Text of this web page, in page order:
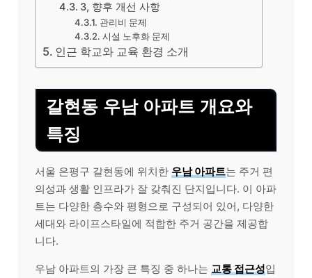
3, 향후 개선 사항
관리비 문제
시설 노후화 문제
인근 학교와 교육 환경 소개
갈현동 우남 아파트 개요와
특징
서울 은평구 갈현동에 위치한 우남 아파트는 주거 편
의성과 생활 인프라가 잘 갖춰진 단지입니다. 이 아파
트는 다양한 층수와 평형으로 구성되어 있어, 다양한
세대와 라이프스타일에 적합한 주거 공간을 제공합
니다.
우남 아파트의 가장 큰 특징 중 하나는 교통 접근성입